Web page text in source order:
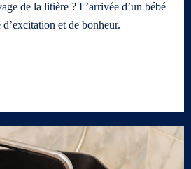
de la litière ? L’arrivée d’un bébé
et de bonheur.